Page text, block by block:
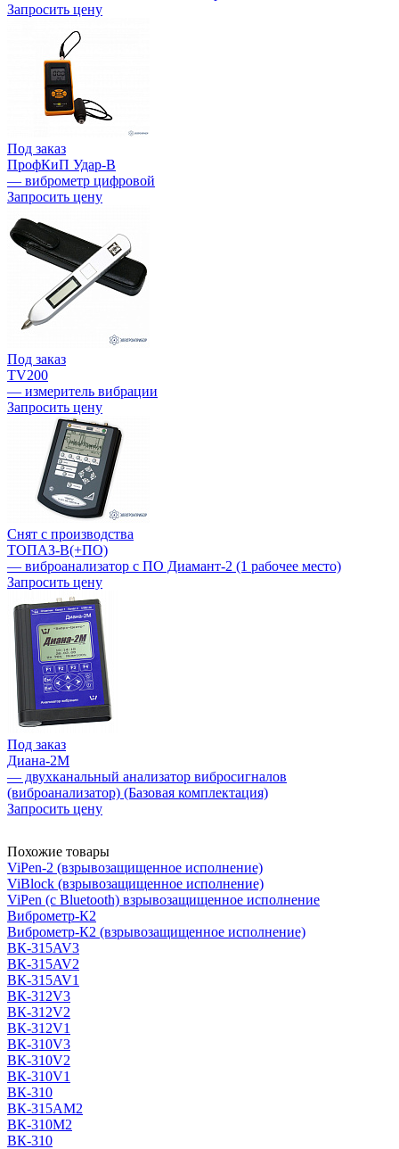
Запросить цену
Под заказ
ПрофКиП Удар-В
— виброметр цифровой
Запросить цену
Под заказ
TV200
— измеритель вибрации
Запросить цену
Снят с производства
ТОПАЗ-В(+ПО)
— виброанализатор с ПО Диамант-2 (1 рабочее место)
Запросить цену
Под заказ
Диана-2М
— двухканальный анализатор вибросигналов
(виброанализатор) (Базовая комплектация)
Запросить цену
Похожие товары
ViPen-2 (взрывозащищенное исполнение)
ViBlock (взрывозащищенное исполнение)
ViPen (с Bluetooth) взрывозащищенное исполнение
Виброметр-К2
Виброметр-К2 (взрывозащищенное исполнение)
ВК-315AV3
ВК-315AV2
ВК-315AV1
ВК-312V3
ВК-312V2
ВК-312V1
ВК-310V3
ВК-310V2
ВК-310V1
ВК-310
ВК-315AМ2
ВК-310М2
ВК-310